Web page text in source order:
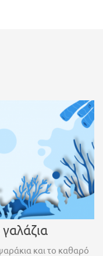
και το καθαρό